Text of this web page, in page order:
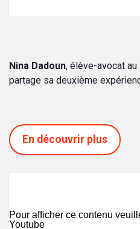
Nina Dadoun, élève-avocat au
partage sa deuxième
En découvrir plus
Pour afficher ce contenu
Youtube